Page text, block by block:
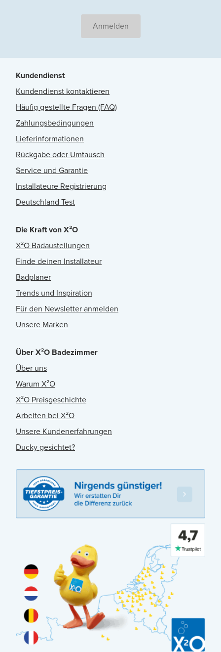
Anmelden
Kundendienst
Kundendienst kontaktieren
Häufig gestellte Fragen (FAQ)
Zahlungsbedingungen
Lieferinformationen
Rückgabe oder Umtausch
Service und Garantie
Installateure Registrierung
Deutschland Test
Die Kraft von X²O
X²O Badaustellungen
Finde deinen Installateur
Badplaner
Trends und Inspiration
Für den Newsletter anmelden
Unsere Marken
Über X²O Badezimmer
Über uns
Warum X²O
X²O Preisgeschichte
Arbeiten bei X²O
Unsere Kundenerfahrungen
Ducky gesichtet?